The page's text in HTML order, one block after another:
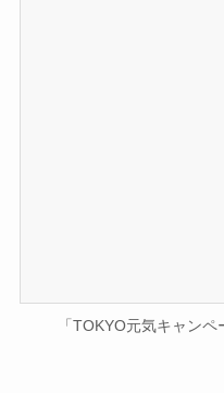
「TOKYO元気キャン